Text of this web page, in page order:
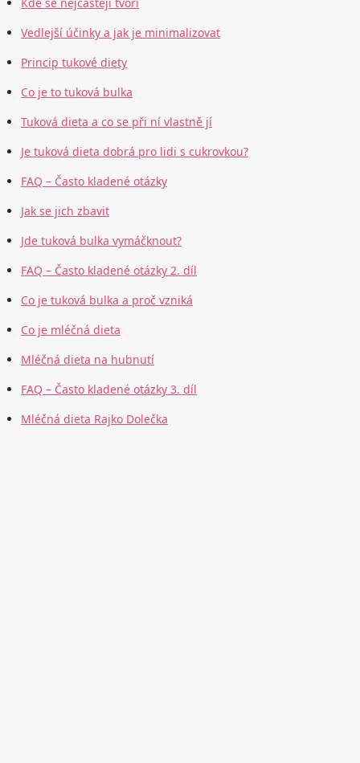
Kde se nejčastěji tvoří
Vedlejší účinky a jak je minimalizovat
Princip tukové diety
Co je to tuková bulka
Tuková dieta a co se při ní vlastně jí
Je tuková dieta dobrá pro lidi s cukrovkou?
FAQ – Často kladené otázky
Jak se jich zbavit
Jde tuková bulka vymáčknout?
FAQ – Často kladené otázky 2. díl
Co je tuková bulka a proč vzniká
Co je mléčná dieta
Mléčná dieta na hubnutí
FAQ – Často kladené otázky 3. díl
Mléčná dieta Rajko Dolečka